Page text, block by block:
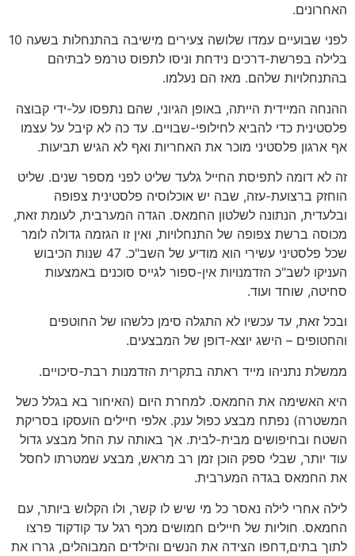
האחרונים.
לפני שבועיים עמדו שלושה צעירים מישיבה בהתנחלות בשעה 10
בלילה בפרשת-דרכים נידחת וניסו לתפוס טרמפ לבתיהם
בהתנחלויות שלהם. מאז הם נעלמו.
ההנחה המיידית הייתה, באופן הגיוני, שהם נתפסו על-ידי קבוצה
פלסטינית כדי להביא לחילופי-שבויים. עד כה לא קיבל על עצמו
אף ארגון פלסטיני מוכר את האחריות ואף לא הגיש תביעות.
זה לא דומה לתפיסת החייל גלעד שליט לפני מספר שנים. שליט
הוחזק ברצועת-עזה, שבה יש אוכלוסיה פלסטינית צפופה
ובלעדית, הנתונה לשלטון החמאס. הגדה המערבית, לעומת זאת,
מכוסה ברשת צפופה של התנחלויות, ואין זו הגזמה גדולה לומר
שכל פלסטיני עשירי הוא מודיע של השב"כ. 47 שנות הכיבוש
העניקו לשב"כ הזדמנויות אין-ספור לגייס סוכנים באמצעות
סחיטה, שוחד ועוד.
ובכל זאת, עד עכשיו לא התגלה סימן כלשהו של החוטפים
והחטופים – הישג יוצא-דופן של המבצעים.
ממשלת נתניהו מייד ראתה בתקרית הזדמנות רבת-סיכויים.
היא האשימה את החמאס. למחרת היום (האיחור בא בגלל כשל
המשטרה) נפתח מבצע כפול ענק. אלפי חיילים הועסקו בסריקת
השטח ובחיפושים מבית-לבית. אך באותה עת החל מבצע גדול
עוד יותר, שבלי ספק הוכן זמן רב מראש, מבצע שמטרתו לחסל
את החמאס בגדה המערבית.
לילה אחרי לילה נאסר כל מי שיש לו קשר, ולו הקלוש ביותר, עם
החמאס. חוליות של חיילים חמושים מכף רגל עד קודקוד פרצו
לתוך בתים,דחפו הצידה את הנשים והילדים המבוהלים, גררו את